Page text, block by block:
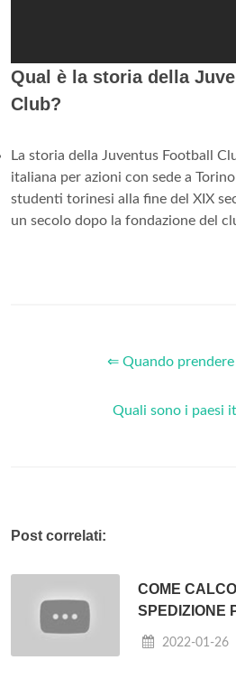
Qual è la storia della
Club?
La storia della Juventus Football
italiana per azioni con sede a
studenti torinesi alla fine del XIX
un secolo dopo la fondazione del
⇐ Quando
Quali sono i paesi
Post correlati:
COME
SPEDIZIONE
2022-01-26